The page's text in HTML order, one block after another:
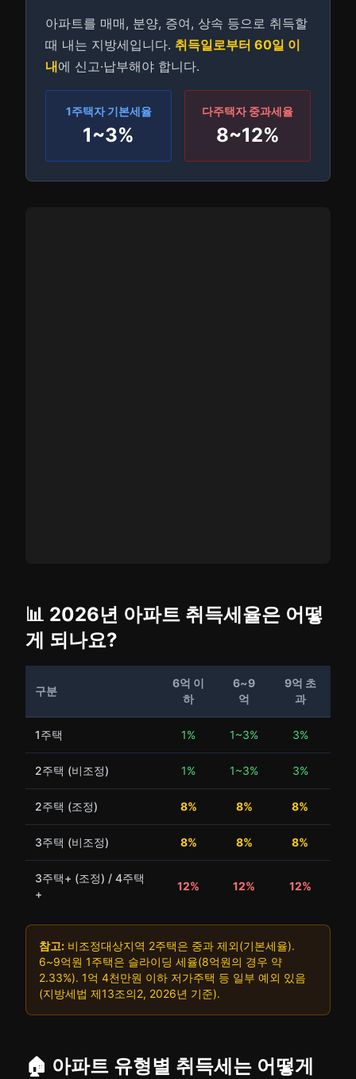
아파트를 매매, 분양, 증여, 상속 등으로 취득할
때 내는 지방세입니다. 취득일로부터 60일 이
내에 신고·납부해야 합니다.
1주택자 기본세율
1~3%
다주택자 중과세율
8~12%
📊 2026년 아파트 취득세율은 어떻
게 되나요?
구분
6억 이
하
6~9
억
9억 초
과
1주택 1% 1~3% 3%
2주택 (비조정) 1% 1~3% 3%
2주택 (조정) 8% 8% 8%
3주택 (비조정) 8% 8% 8%
3주택+ (조정) / 4주택
+
12% 12% 12%
참고: 비조정대상지역 2주택은 중과 제외(기본세율).
6~9억원 1주택은 슬라이딩 세율(8억원의 경우 약
2.33%). 1억 4천만원 이하 저가주택 등 일부 예외 있음
(지방세법 제13조의2, 2026년 기준).
🏠 아파트 유형별 취득세는 어떻게